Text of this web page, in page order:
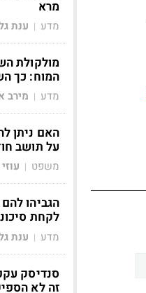
מרא
מדע | ענת
מולקולת
המוח: כך
מדע | מירב
האם ניתן
על תושב
משפט |
הגביהו
לקחת
מדע | ענת
סנדיסק
זה לא